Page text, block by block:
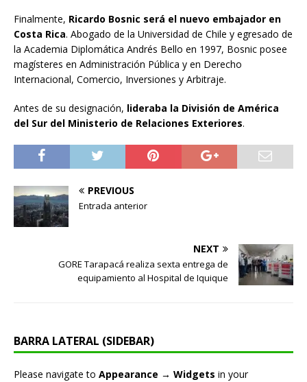
Finalmente, Ricardo Bosnic será el nuevo embajador en
Costa Rica. Abogado de la Universidad de Chile y egresado de
la Academia Diplomática Andrés Bello en 1997, Bosnic posee
magísteres en Administración Pública y en Derecho
Internacional, Comercio, Inversiones y Arbitraje.
Antes de su designación, lideraba la División de América
del Sur del Ministerio de Relaciones Exteriores.
PREVIOUS
Entrada anterior
NEXT
GORE Tarapacá realiza sexta entrega de
equipamiento al Hospital de Iquique
BARRA LATERAL (SIDEBAR)
Please navigate to Appearance → Widgets in your